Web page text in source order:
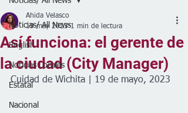
Noticias/ All News
English
Noticias Locales
Estatal
Nacional
Así funciona: el gerente de
la ciudad (City Manager)
Ahida Velasco
19 may 2023 1 min de lectura
Cuidad de Wichita | 19 de mayo, 2023